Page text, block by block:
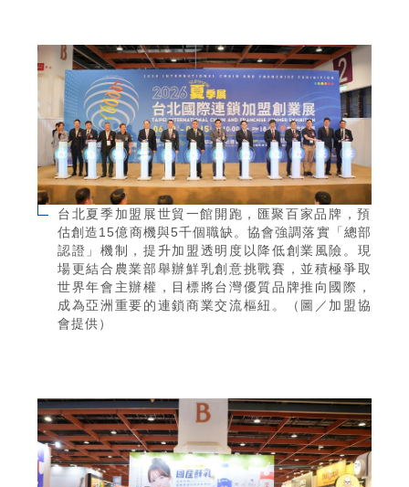
台北夏季加盟展世貿一館開跑，匯聚百家品牌，預
估創造15億商機與5千個職缺。協會強調落實「總部
認證」機制，提升加盟透明度以降低創業風險。現
場更結合農業部舉辦鮮乳創意挑戰賽，並積極爭取
世界年會主辦權，目標將台灣優質品牌推向國際，
成為亞洲重要的連鎖商業交流樞紐。（圖／加盟協
會提供）